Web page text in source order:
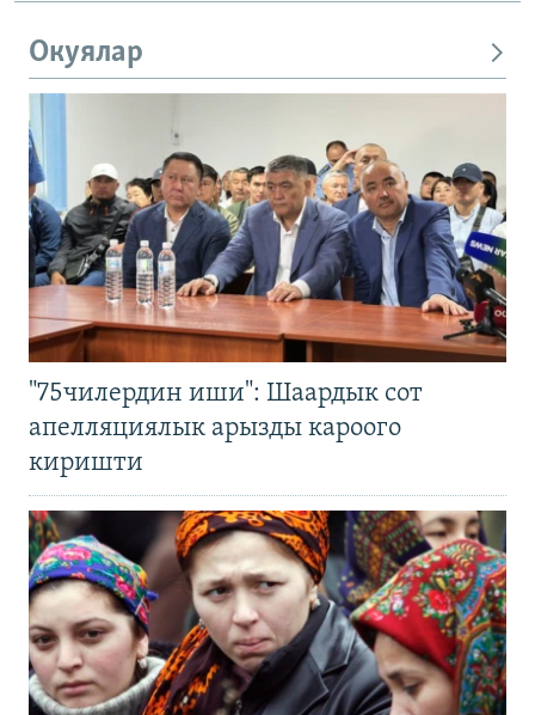
Окуялар
"75чилердин иши": Шаардык сот
апелляциялык арызды кароого
киришти